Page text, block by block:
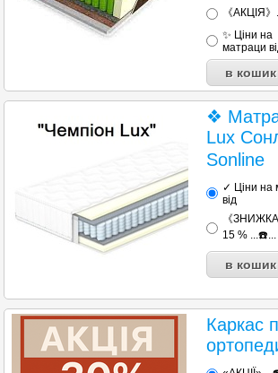
《АКЦІЯ
✨ Ціни на
матраци
❖
Lux
Sonline
✓ Ціни на
від
《
15 % ...☎️...
Каркас